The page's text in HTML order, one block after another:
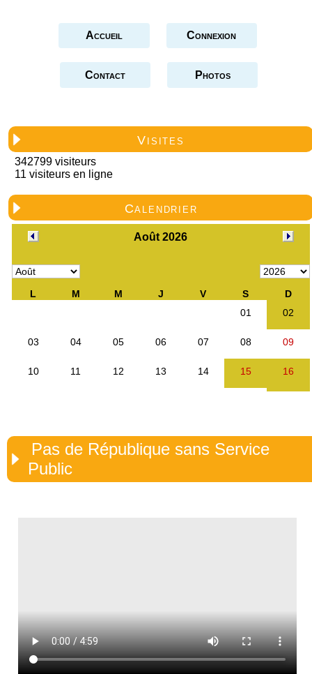
Accueil Connexion
Contact Photos
Visites
342799 visiteurs
11 visiteurs en ligne
Calendrier
Pas de République sans Service
Public